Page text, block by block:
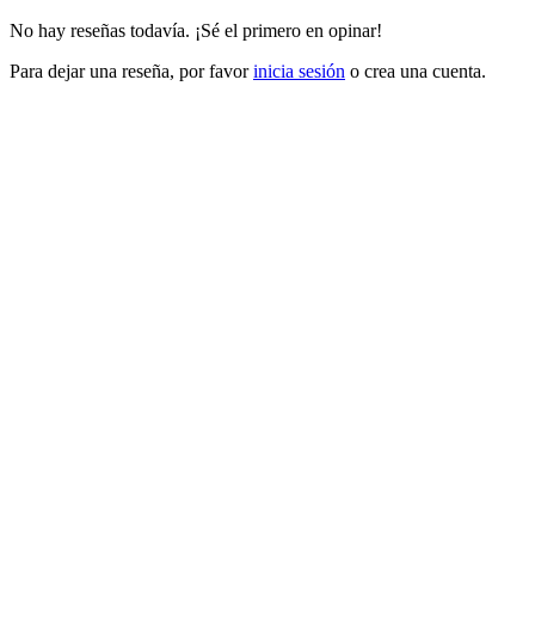
No hay reseñas todavía. ¡Sé el primero en opinar!
Para dejar una reseña, por favorinicia sesión o crea una cuenta.